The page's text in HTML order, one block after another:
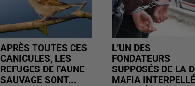
APRÈS TOUTES CES
CANICULES, LES
REFUGES DE FAUNE
SAUVAGE SONT...
L’UN DES
FONDATEURS
SUPPOSÉS DE LA
MAFIA INTERPELLÉ